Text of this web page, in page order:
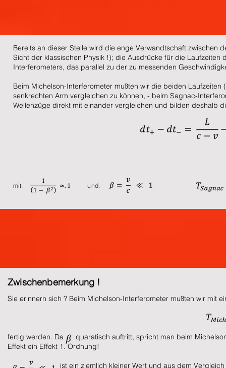
Bereits an dieser Stelle wird die enge Verwandtschaft
Sicht der klassischen Physik !); die Ausdrücke für die
Interferometers, das parallel zu der zu messenden
Beim Michelson-Interferometer mußten wir die beiden
senkrechten Arm vergleichen zu können, - beim Sagnac-
Wellenzüge direkt mit einander vergleichen und bilden deshalb
mit: und:
Zwischenbemerkung !
Sie erinnern sich ? Beim Michelson-Interferometer mußten wir mit
fertig werden. Da quaratisch auftritt, spricht man beim
Effekt ein Effekt 1. Ordnung!
ist ein ziemlich kleiner Wert und aus dem Vergleich der